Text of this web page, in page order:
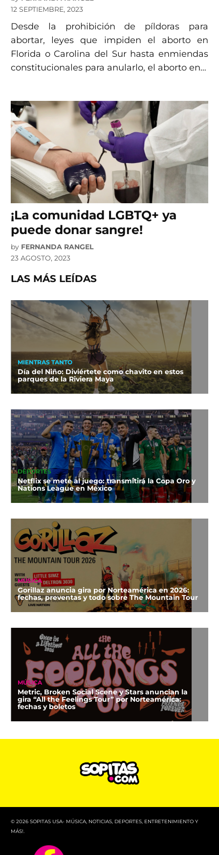
12 SEPTIEMBRE, 2023
Desde la prohibición de píldoras para
abortar, leyes que impiden el aborto en
Florida o Carolina del Sur hasta enmiendas
constitucionales para anularlo, el aborto en…
¡La comunidad LGBTQ+ ya
puede donar sangre!
by FERNANDA RANGEL
23 AGOSTO, 2023
LAS MÁS LEÍDAS
MIENTRAS TANTO
Día del Niño: Diviértete como chavito en estos
parques de la Riviera Maya
DEPORTES
Netflix se mete al juego: transmitirá la Copa Oro y
Nations League en México
MÚSICA
Gorillaz anuncia gira por Norteamérica en 2026:
fechas, preventas y todo sobre The Mountain Tour
MÚSICA
Metric, Broken Social Scene y Stars anuncian la
gira “All the Feelings Tour” por Norteamérica:
fechas y boletos
© 2026 SOPITAS USA- MÚSICA, NOTICIAS, DEPORTES, ENTRETENIMIENTO Y
MÁS!.